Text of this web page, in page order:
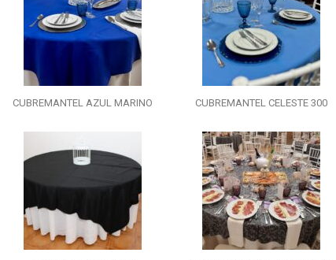
CUBREMANTEL AZUL MARINO CUBREMANTEL CELESTE 300